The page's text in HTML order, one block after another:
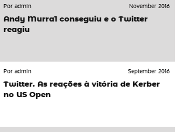
Por admin
November 2016
Andy Murra1 conseguiu e o Twitter
reagiu
Por admin
September 2016
Twitter. As reações à vitória de Kerber
no US Open